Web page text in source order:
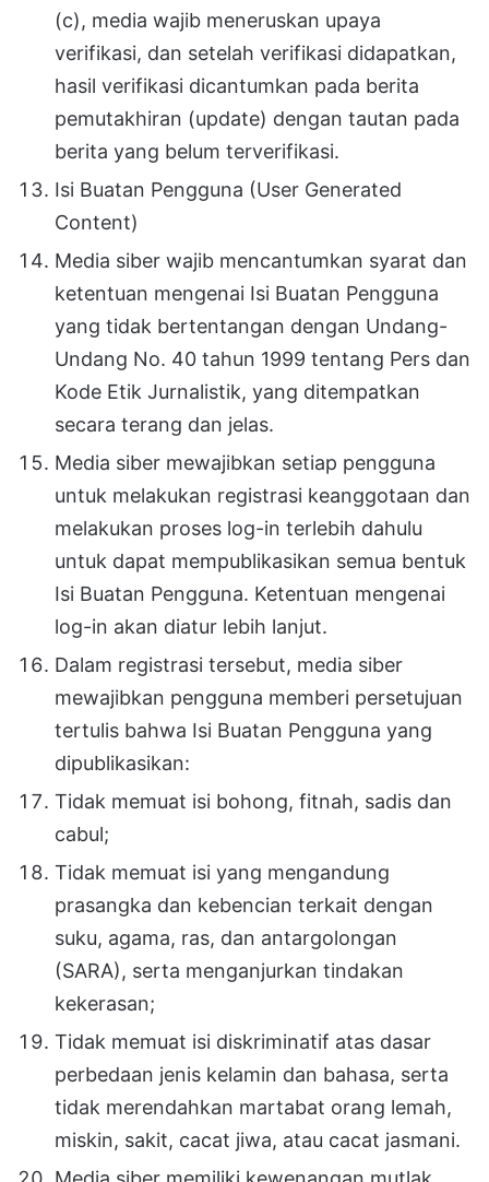
(c), media wajib meneruskan upaya
verifikasi, dan setelah verifikasi didapatkan,
hasil verifikasi dicantumkan pada berita
pemutakhiran (update) dengan tautan pada
berita yang belum terverifikasi.
Isi Buatan Pengguna (User Generated
Content)
Media siber wajib mencantumkan syarat dan
ketentuan mengenai Isi Buatan Pengguna
yang tidak bertentangan dengan Undang-
Undang No. 40 tahun 1999 tentang Pers dan
Kode Etik Jurnalistik, yang ditempatkan
secara terang dan jelas.
Media siber mewajibkan setiap pengguna
untuk melakukan registrasi keanggotaan dan
melakukan proses log-in terlebih dahulu
untuk dapat mempublikasikan semua bentuk
Isi Buatan Pengguna. Ketentuan mengenai
log-in akan diatur lebih lanjut.
Dalam registrasi tersebut, media siber
mewajibkan pengguna memberi persetujuan
tertulis bahwa Isi Buatan Pengguna yang
dipublikasikan:
Tidak memuat isi bohong, fitnah, sadis dan
cabul;
Tidak memuat isi yang mengandung
prasangka dan kebencian terkait dengan
suku, agama, ras, dan antargolongan
(SARA), serta menganjurkan tindakan
kekerasan;
Tidak memuat isi diskriminatif atas dasar
perbedaan jenis kelamin dan bahasa, serta
tidak merendahkan martabat orang lemah,
miskin, sakit, cacat jiwa, atau cacat jasmani.